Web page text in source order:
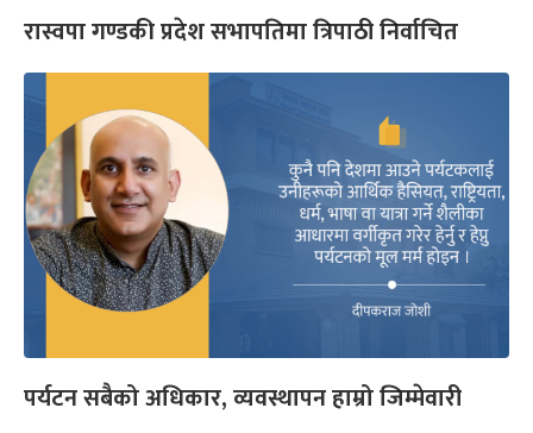
रास्वपा गण्डकी प्रदेश सभापतिमा त्रिपाठी निर्वाचित
पर्यटन सबैको अधिकार, व्यवस्थापन हाम्रो जिम्मेवारी